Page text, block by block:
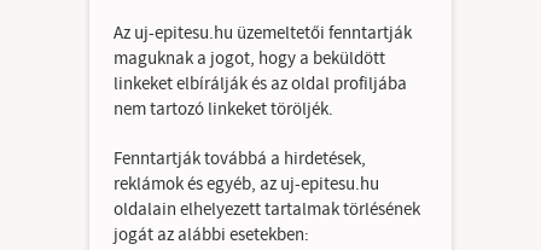
Az uj-epitesu.hu üzemeltetői fenntartják
maguknak a jogot, hogy a beküldött
linkeket elbírálják és az oldal profiljába
nem tartozó linkeket töröljék.
Fenntartják továbbá a hirdetések,
reklámok és egyéb, az uj-epitesu.hu
oldalain elhelyezett tartalmak törlésének
jogát az alábbi esetekben: